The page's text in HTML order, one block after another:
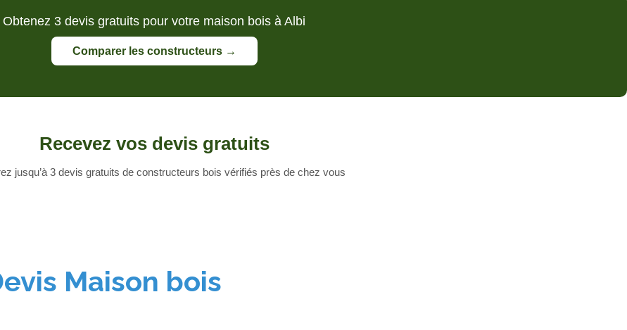
Obtenez 3 devis gratuits pour votre maison bois à Albi
Comparer les constructeurs →
Recevez vos devis gratuits
jusqu’à 3 devis gratuits de constructeurs bois vérifiés près de chez vous